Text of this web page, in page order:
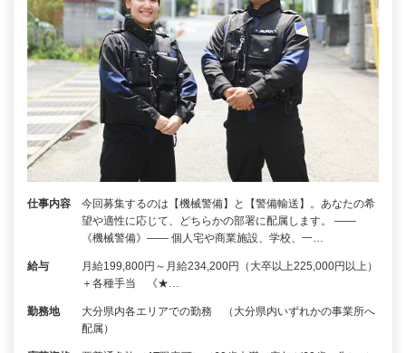
仕事内容
今回募集するのは【機械警備】と【警備輸送】。あなたの希
望や適性に応じて、どちらかの部署に配属します。 ――
《機械警備》―― 個人宅や商業施設、学校、一…
給与
月給199,800円～月給234,200円（大卒以上225,000円以上）
＋各種手当 《★…
勤務地
大分県内各エリアでの勤務 （大分県内いずれかの事業所へ
配属）